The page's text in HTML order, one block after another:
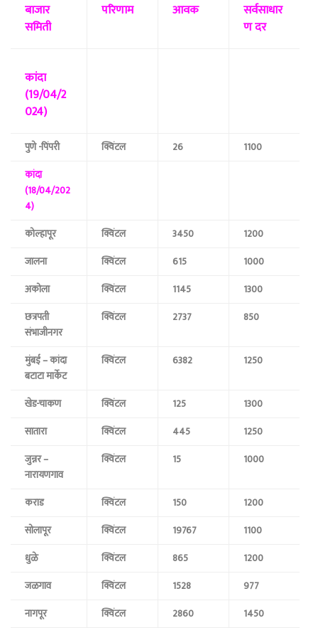
बाजार
समिती
परिणाम आवक
सर्वसाधार
ण दर
कांदा
(19/04/2
024)
पुणे -पिंपरी क्विंटल 26
1100
कांदा
(18/04/202
4)
कोल्हापूर
क्विंटल 3450
1200
जालना
क्विंटल 615
1000
अकोला
क्विंटल 1145
1300
छत्रपती
संभाजीनगर
क्विंटल 2737 850
मुंबई – कांदा
बटाटा मार्केट
क्विंटल 6382 1250
खेड-चाकण क्विंटल 125
1300
सातारा
क्विंटल 445
1250
जुन्नर –
नारायणगाव
क्विंटल 15 1000
कराड क्विंटल 150
1200
सोलापूर
क्विंटल 19767
1100
धुळे
क्विंटल 865
1200
जळगाव
क्विंटल 1528
977
नागपूर
क्विंटल 2860 1450